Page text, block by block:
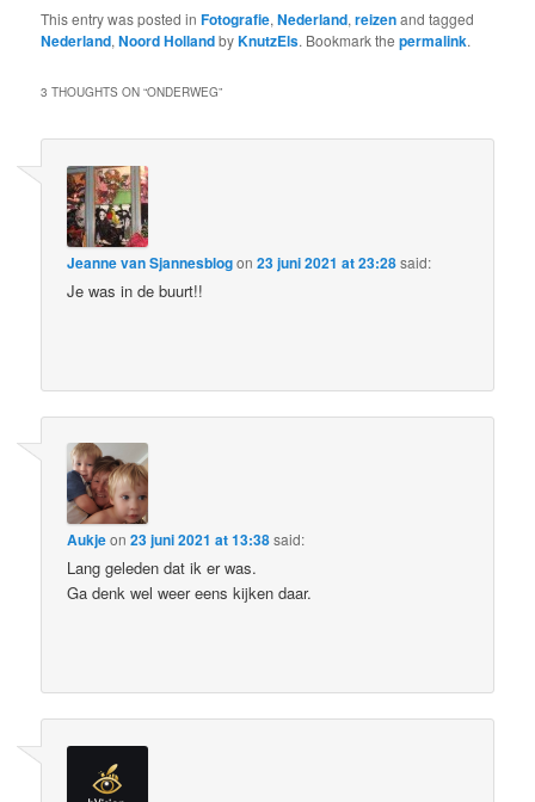
This entry was posted inFotografie,Nederland,reizenand tagged
Nederland,Noord HollandbyKnutzEls. Bookmark thepermalink.
3 THOUGHTS ON “ONDERWEG”
Jeanne van Sjannesblogon23 juni 2021 at 23:28said:
Je was in de buurt!!
Aukjeon23 juni 2021 at 13:38said:
Lang geleden dat ik er was.
Ga denk wel weer eens kijken daar.